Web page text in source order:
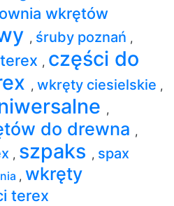
wkrętów
, śruby poznań ,
, części do
, wkręty ciesielskie ,
,
do drewna ,
, szpaks , spax
, wkręty
terex